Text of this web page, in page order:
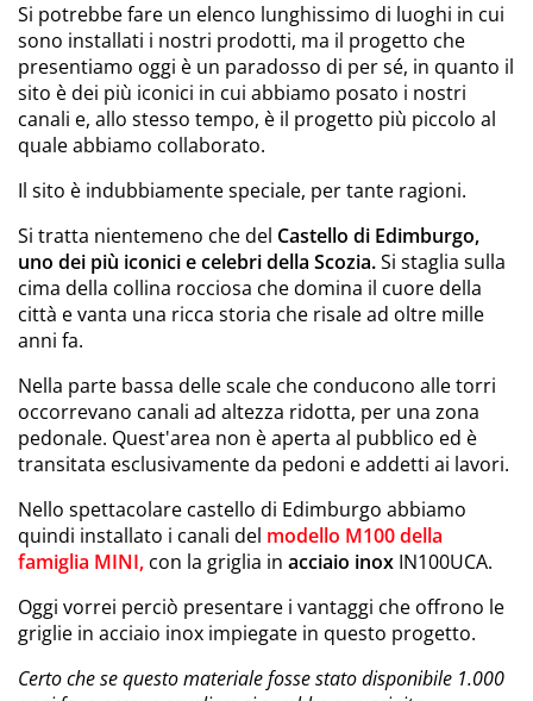
Si potrebbe fare un elenco lunghissimo di luoghi in cui
sono installati i nostri prodotti, ma il progetto che
presentiamo oggi è un paradosso di per sé, in quanto il
sito è dei più iconici in cui abbiamo posato i nostri
canali e, allo stesso tempo, è il progetto più piccolo al
quale abbiamo collaborato.
Il sito è indubbiamente speciale, per tante ragioni.
Si tratta nientemeno che del Castello di Edimburgo,
uno dei più iconici e celebri della Scozia.Si staglia sulla
cima della collina rocciosa che domina il cuore della
città e vanta una ricca storia che risale ad oltre mille
anni fa.
Nella parte bassa delle scale che conducono alle torri
occorrevano canali ad altezza ridotta, per una zona
pedonale. Quest'area non è aperta al pubblico ed è
transitata esclusivamente da pedoni e addetti ai lavori.
Nello spettacolare castello di Edimburgo abbiamo
quindi installato i canali del modello M100della
famiglia MINI, con la griglia in acciaio inox IN100UCA.
Oggi vorrei perciò presentare i vantaggi che offrono le
griglie in acciaio inox impiegate in questo progetto.
Certo che se questo materiale fosse stato disponibile 1.000